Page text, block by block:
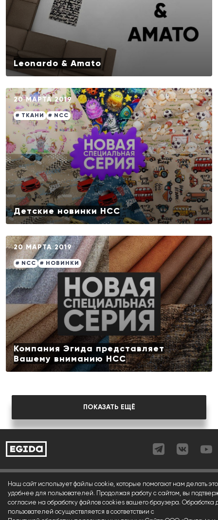
Leonardo & Amato
20 МАРТА 2019
# ТКАНИ # NCC
Детские новинки НСС
20 МАРТА 2019
# NCC # НОВИНКИ
Компания Эгида представляет
Вашему вниманию НСС
ПОКАЗАТЬ ЕЩЁ
Согласие (cookies)
Согласие (форма)
Согласие (регистрация)
Наш сайт использует файлы cookie, которые помогают нам делать
удобнее для пользователей. Продолжая работу с сайтом, вы
согласие на обработку файлов cookies вашего браузера. Обработка
пользователей осуществляется в соответствии с